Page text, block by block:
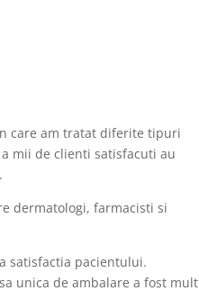
care am tratat diferite tipuri
mii de clienti satisfacuti au
dermatologi, farmacisti si
satisfactia pacientului.
unica de ambalare a fost mult